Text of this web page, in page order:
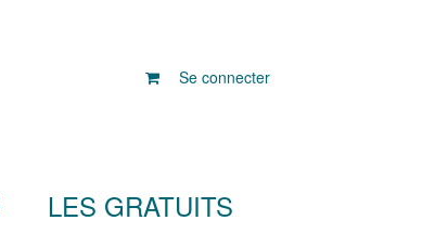
Se connecter
LES GRATUITS